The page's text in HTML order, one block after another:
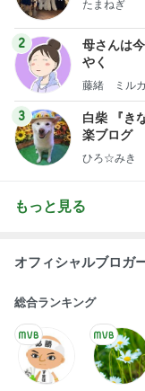
たまねぎ
2
母さんは
やく
藤緒 ミルカ
3
白柴 『き
楽ブログ
ひろ☆みき
もっと見る
オフィシャルブロガ
総合ランキング